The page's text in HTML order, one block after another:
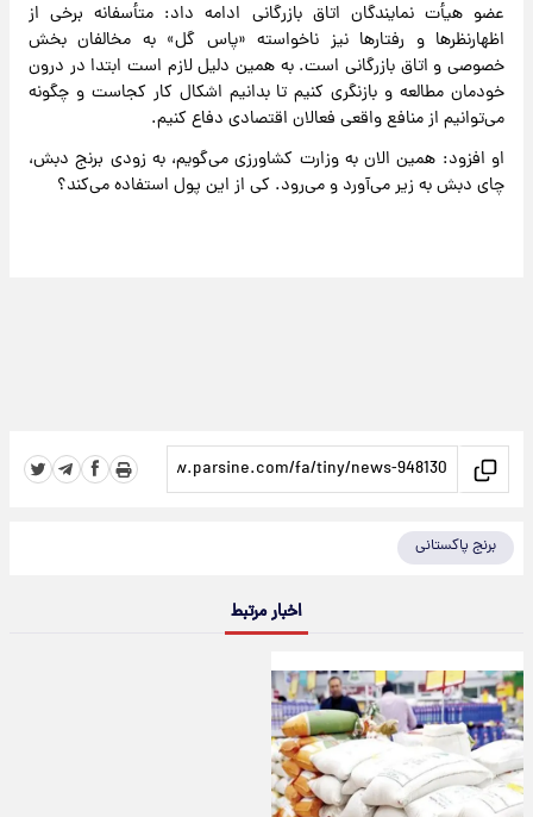
عضو هیأت نمایندگان اتاق بازرگانی ادامه داد: متأسفانه برخی از
اظهارنظرها و رفتارها نیز ناخواسته «پاس گل» به مخالفان بخش
خصوصی و اتاق بازرگانی است. به همین دلیل لازم است ابتدا در درون
خودمان مطالعه و بازنگری کنیم تا بدانیم اشکال کار کجاست و چگونه
می‌توانیم از منافع واقعی فعالان اقتصادی دفاع کنیم.
او افزود: همین الان به وزارت کشاورزی می‌گویم، به زودی برنج دبش،
چای دبش به زیر می‌آورد و می‌رود. کی از این پول استفاده می‌کند؟
برنج پاکستانی
اخبار مرتبط